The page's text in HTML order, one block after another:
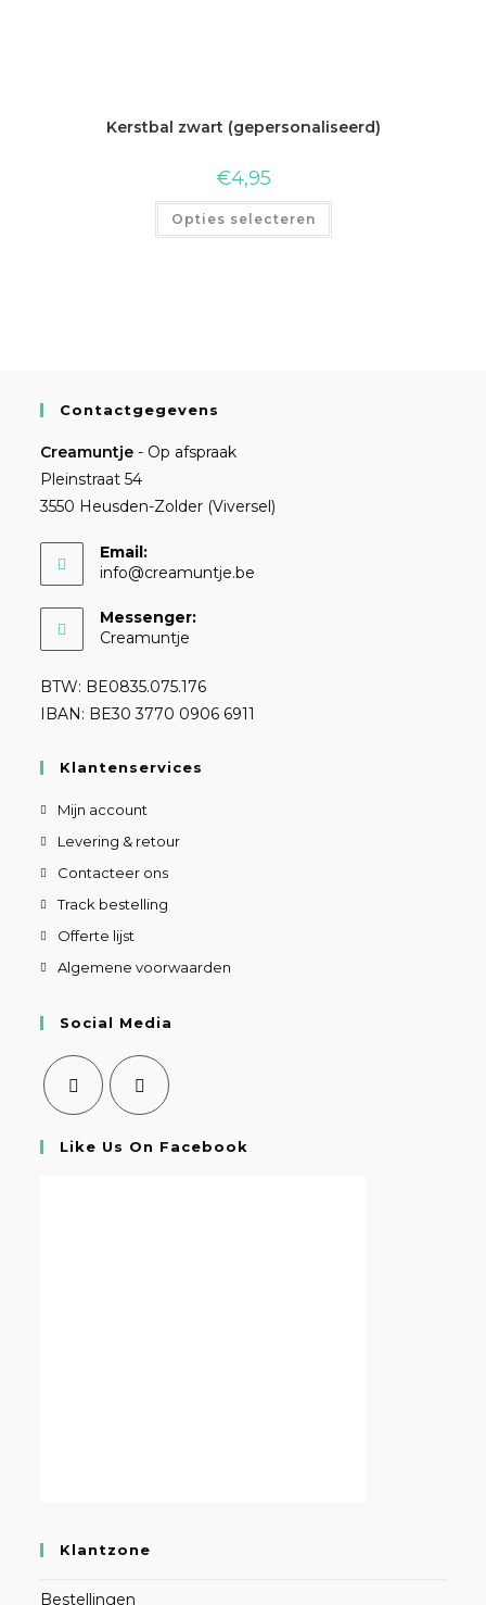
Kerstbal zwart (gepersonaliseerd)
€4,95
Opties selecteren
Contactgegevens
Creamuntje - Op afspraak
Pleinstraat 54
3550 Heusden-Zolder (Viversel)
Email:
info@creamuntje.be
Messenger:
Creamuntje
BTW: BE0835.075.176
IBAN: BE30 3770 0906 6911
Klantenservices
Mijn account
Levering & retour
Contacteer ons
Track bestelling
Offerte lijst
Algemene voorwaarden
Social Media
Like Us On Facebook
Klantzone
Bestellingen